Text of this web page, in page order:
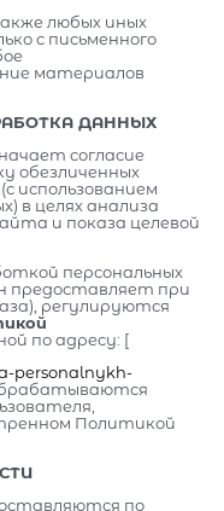
любых иных
с письменного
материалов
ДАННЫХ
согласие
обезличенных
использованием
в целях анализа
и показа целевой
персональных
предоставляет при
регулируются
по адресу: [
personalnykh-
Политикой
по